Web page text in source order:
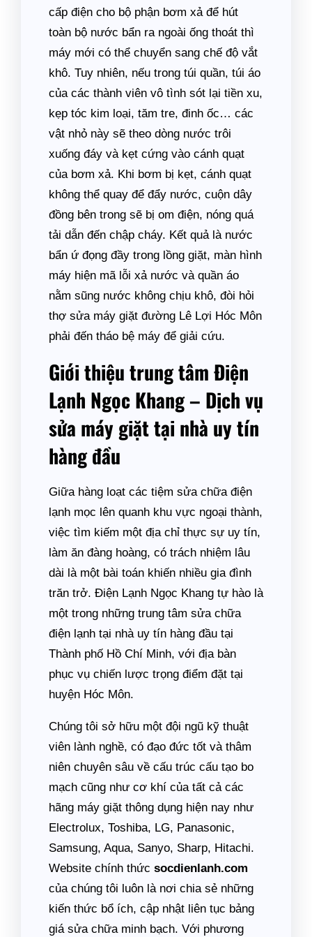
cấp điện cho bộ phận bơm xả để hút
toàn bộ nước bẩn ra ngoài ống thoát thì
máy mới có thể chuyển sang chế độ vắt
khô. Tuy nhiên, nếu trong túi quần, túi áo
của các thành viên vô tình sót lại tiền xu,
kẹp tóc kim loại, tăm tre, đinh ốc… các
vật nhỏ này sẽ theo dòng nước trôi
xuống đáy và kẹt cứng vào cánh quạt
của bơm xả. Khi bơm bị kẹt, cánh quạt
không thể quay để đẩy nước, cuộn dây
đồng bên trong sẽ bị om điện, nóng quá
tải dẫn đến chập cháy. Kết quả là nước
bẩn ứ đọng đầy trong lồng giặt, màn hình
máy hiện mã lỗi xả nước và quần áo
nằm sũng nước không chịu khô, đòi hỏi
thợ sửa máy giặt đường Lê Lợi Hóc Môn
phải đến tháo bệ máy để giải cứu.
Giới thiệu trung tâm Điện
Lạnh Ngọc Khang – Dịch vụ
sửa máy giặt tại nhà uy tín
hàng đầu
Giữa hàng loạt các tiệm sửa chữa điện
lạnh mọc lên quanh khu vực ngoại thành,
việc tìm kiếm một địa chỉ thực sự uy tín,
làm ăn đàng hoàng, có trách nhiệm lâu
dài là một bài toán khiến nhiều gia đình
trăn trở. Điện Lạnh Ngọc Khang tự hào là
một trong những trung tâm sửa chữa
điện lạnh tại nhà uy tín hàng đầu tại
Thành phố Hồ Chí Minh, với địa bàn
phục vụ chiến lược trọng điểm đặt tại
huyện Hóc Môn.
Chúng tôi sở hữu một đội ngũ kỹ thuật
viên lành nghề, có đạo đức tốt và thâm
niên chuyên sâu về cấu trúc cấu tạo bo
mạch cũng như cơ khí của tất cả các
hãng máy giặt thông dụng hiện nay như
Electrolux, Toshiba, LG, Panasonic,
Samsung, Aqua, Sanyo, Sharp, Hitachi.
Website chính thức socdienlanh.com
của chúng tôi luôn là nơi chia sẻ những
kiến thức bổ ích, cập nhật liên tục bảng
giá sửa chữa minh bạch. Với phương